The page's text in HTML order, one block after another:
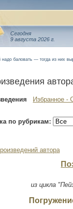
Сегодня
9 августа 2026 г.
надо баловать — тогда из них
Избранное -
по рубрикам:
автора
из цикла